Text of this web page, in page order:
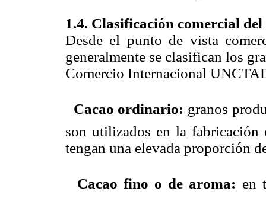
1.4. Clasificación comercial del
Desde el punto de vista
generalmente se clasifican los
Comercio Internacional
Cacao ordinario: granos
son utilizados en la fabricación
tengan una elevada proporción
Cacao fino o de aroma: en